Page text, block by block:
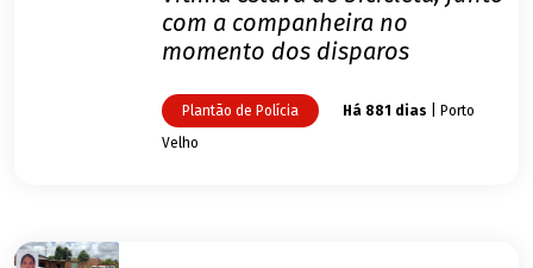
com a companheira no
momento dos disparos
Plantão de Polícia Há 881 dias | Porto
Velho